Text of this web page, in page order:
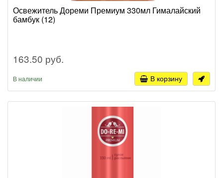
Освежитель Дореми Премиум 330мл Гималайский
бамбук (12)
163.50 руб.
В наличии В корзину